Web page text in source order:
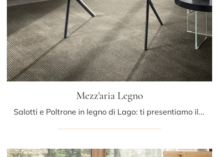
Mezz'aria Legno
Salotti e Poltrone in legno di Lago: ti presentiamo il modello Mezz'aria Legno in legno per arricchire i tuoi spazi.